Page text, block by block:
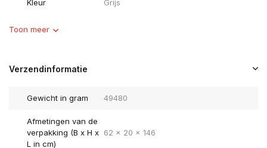
Kleur Grijs
Toon meer
Verzendinformatie
Gewicht in gram 49480
Afmetingen van de
verpakking (B x H x
L in cm)
62 x 20 x 146